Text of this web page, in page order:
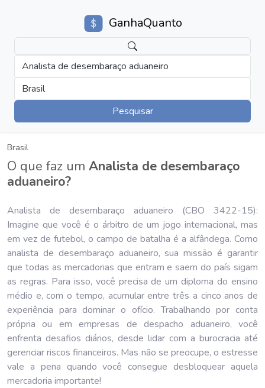
GanhaQuanto
Analista de desembaraço aduaneiro
Brasil
Pesquisar
Brasil
O que faz um Analista de desembaraço
aduaneiro?
Analista de desembaraço aduaneiro (CBO 3422-15):
Imagine que você é o árbitro de um jogo internacional, mas
em vez de futebol, o campo de batalha é a alfândega. Como
analista de desembaraço aduaneiro, sua missão é garantir
que todas as mercadorias que entram e saem do país sigam
as regras. Para isso, você precisa de um diploma do ensino
médio e, com o tempo, acumular entre três a cinco anos de
experiência para dominar o ofício. Trabalhando por conta
própria ou em empresas de despacho aduaneiro, você
enfrenta desafios diários, desde lidar com a burocracia até
gerenciar riscos financeiros. Mas não se preocupe, o estresse
vale a pena quando você consegue desbloquear aquela
mercadoria importante!